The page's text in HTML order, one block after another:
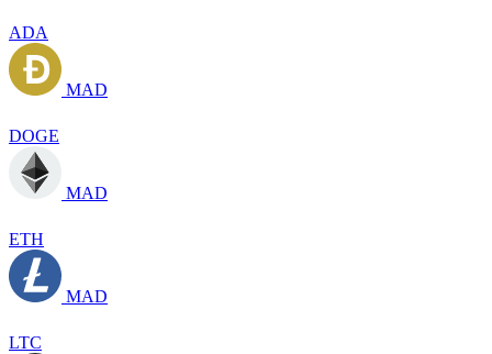
ADA
MAD
DOGE
MAD
ETH
MAD
LTC